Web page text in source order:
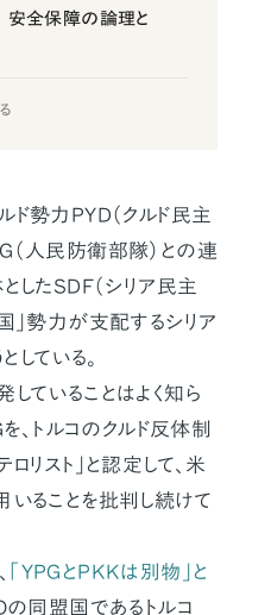
全保障の論理と
ド勢力PYD（クルド民主
（人民防衛部隊）との連
したSDF（シリア民主
」勢力が支配するシリア
している。
していることはよく知ら
、トルコのクルド反体制
リスト」と認定して、米
ることを批判し続けて
「YPGとPKKは別物」と
の同盟国であるトルコ